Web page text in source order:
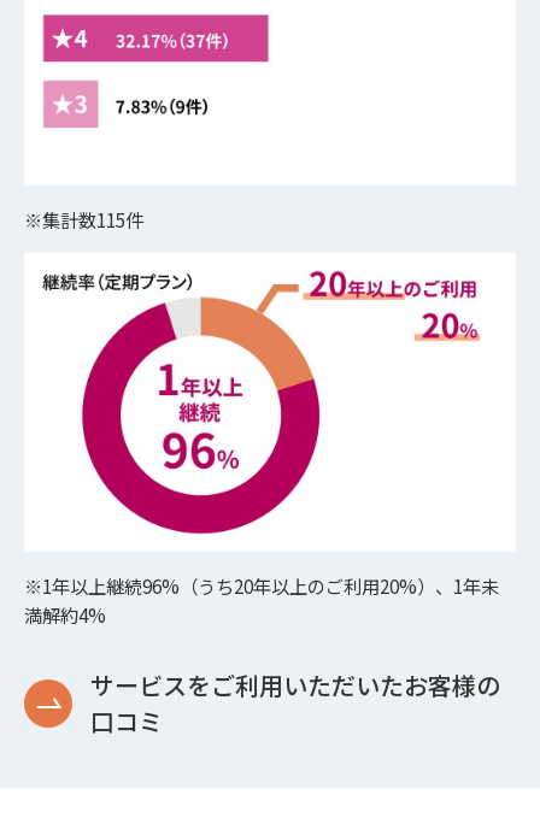
※集計数115件
※1年以上継続96%（うち20年以上のご利用20%）、1年未
満解約4%
サービスをご利用いただいたお客様の
口コミ